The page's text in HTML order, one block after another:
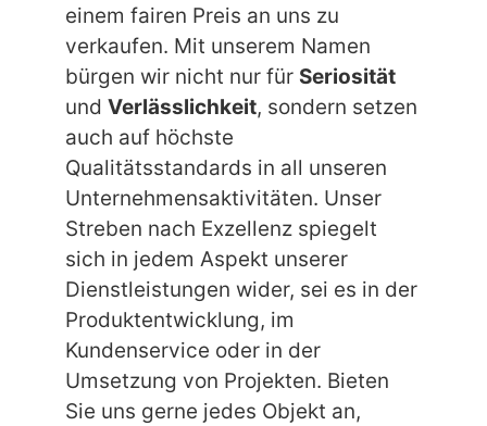
einem fairen Preis an uns zu
verkaufen. Mit unserem Namen
bürgen wir nicht nur für Seriosität
und Verlässlichkeit, sondern setzen
auch auf höchste
Qualitätsstandards in all unseren
Unternehmensaktivitäten. Unser
Streben nach Exzellenz spiegelt
sich in jedem Aspekt unserer
Dienstleistungen wider, sei es in der
Produktentwicklung, im
Kundenservice oder in der
Umsetzung von Projekten. Bieten
Sie uns gerne jedes Objekt an,